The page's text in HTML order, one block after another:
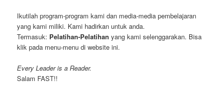
Ikutilah program-program kami dan media-media pembelajaran
yang kami miliki. Kami hadirkan untuk anda.
Termasuk: Pelatihan-Pelatihan yang kami selenggarakan. Bisa
klik pada menu-menu di website ini.
Every Leader is a Reader.
Salam FAST!!